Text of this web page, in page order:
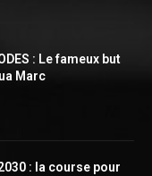
: Le fameux but
Marc
: la course pour